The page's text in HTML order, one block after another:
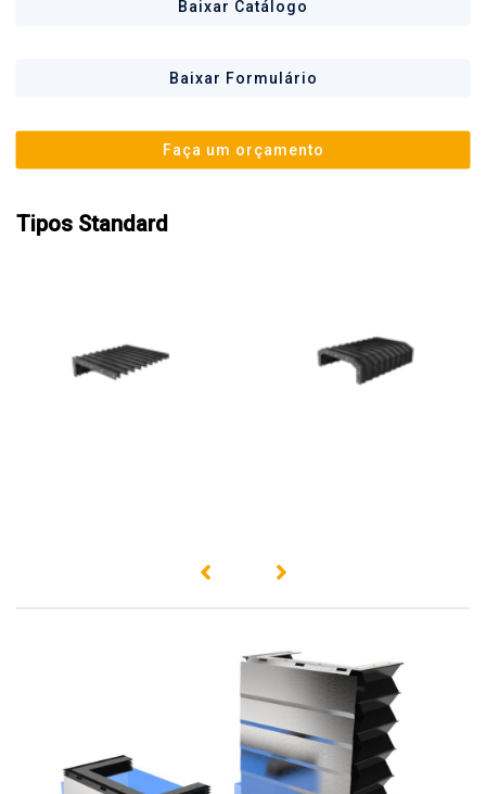
Baixar Catálogo
Baixar Formulário
Faça um orçamento
Tipos Standard